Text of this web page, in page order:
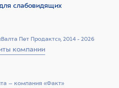
Пет Продактс», 2014 - 2026
компании
слабовидящих
–­ компания «Факт»